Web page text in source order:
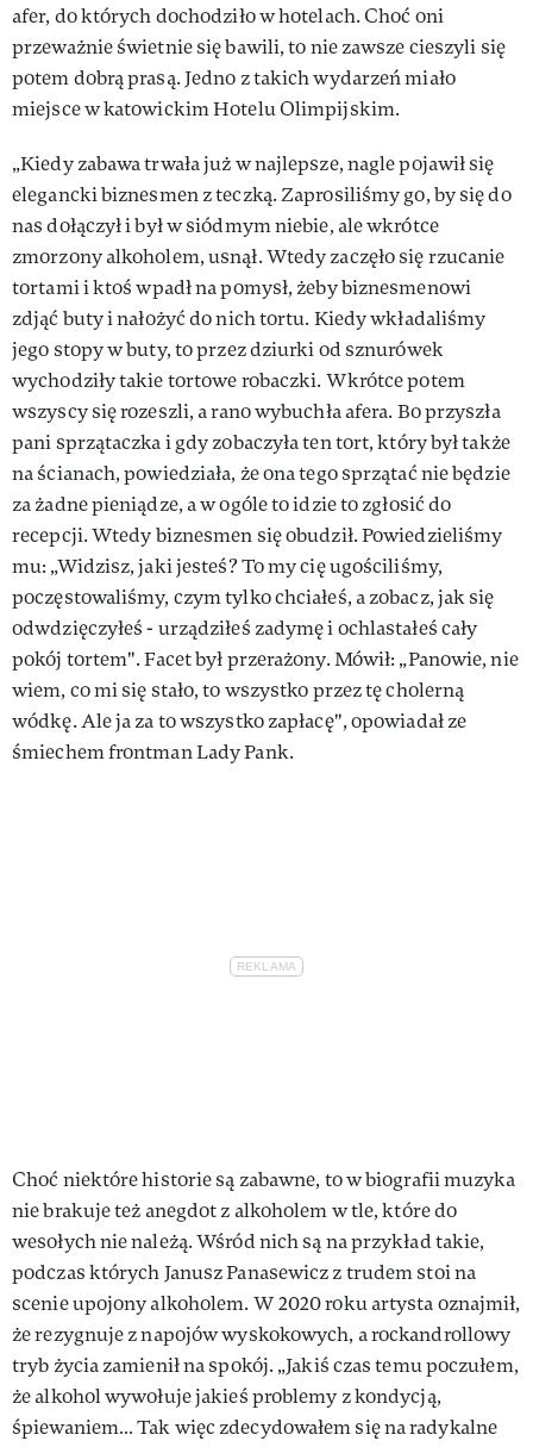
afer, do których dochodziło w hotelach. Choć oni
przeważnie świetnie się bawili, to nie zawsze cieszyli się
potem dobrą prasą. Jedno z takich wydarzeń miało
miejsce w katowickim Hotelu Olimpijskim.
„Kiedy zabawa trwała już w najlepsze, nagle pojawił się
elegancki biznesmen z teczką. Zaprosiliśmy go, by się do
nas dołączył i był w siódmym niebie, ale wkrótce
zmorzony alkoholem, usnął. Wtedy zaczęło się rzucanie
tortami i ktoś wpadł na pomysł, żeby biznesmenowi
zdjąć buty i nałożyć do nich tortu. Kiedy wkładaliśmy
jego stopy w buty, to przez dziurki od sznurówek
wychodziły takie tortowe robaczki. Wkrótce potem
wszyscy się rozeszli, a rano wybuchła afera. Bo przyszła
pani sprzątaczka i gdy zobaczyła ten tort, który był także
na ścianach, powiedziała, że ona tego sprzątać nie będzie
za żadne pieniądze, a w ogóle to idzie to zgłosić do
recepcji. Wtedy biznesmen się obudził. Powiedzieliśmy
mu: „Widzisz, jaki jesteś? To my cię ugościliśmy,
poczęstowaliśmy, czym tylko chciałeś, a zobacz, jak się
odwdzięczyłeś - urządziłeś zadymę i ochlastałeś cały
pokój tortem". Facet był przerażony. Mówił: „Panowie, nie
wiem, co mi się stało, to wszystko przez tę cholerną
wódkę. Ale ja za to wszystko zapłacę", opowiadał ze
śmiechem frontman Lady Pank.
Choć niektóre historie są zabawne, to w biografii muzyka
nie brakuje też anegdot z alkoholem w tle, które do
wesołych nie należą. Wśród nich są na przykład takie,
podczas których Janusz Panasewicz z trudem stoi na
scenie upojony alkoholem. W 2020 roku artysta oznajmił,
że rezygnuje z napojów wyskokowych, a rockandrollowy
tryb życia zamienił na spokój. „Jakiś czas temu poczułem,
że alkohol wywołuje jakieś problemy z kondycją,
śpiewaniem… Tak więc zdecydowałem się na radykalne